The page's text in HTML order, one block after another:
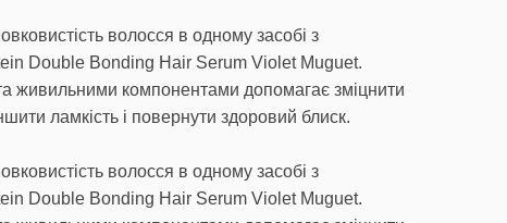
волосся в одному засобі з
Double Bonding Hair Serum Violet Muguet.
живильними компонентами допомагає зміцнити
ламкість і повернути здоровий блиск.
волосся в одному засобі з
Double Bonding Hair Serum Violet Muguet.